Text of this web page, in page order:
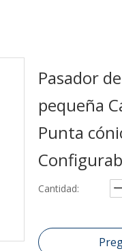
Pasador
pequeña
Punta
Cantidad: